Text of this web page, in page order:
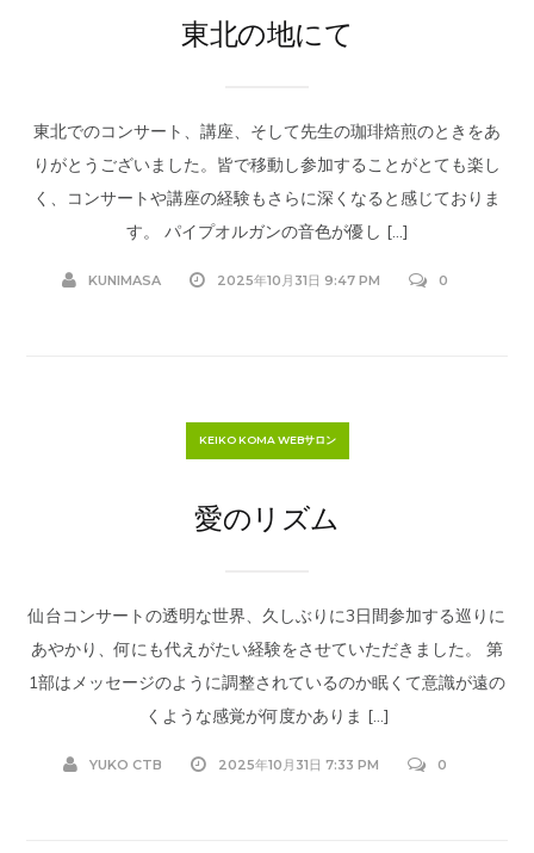
東北の地にて
東北でのコンサート、講座、そして先生の珈琲焙煎のときをあ
りがとうございました。皆で移動し参加することがとても楽し
く、コンサートや講座の経験もさらに深くなると感じておりま
す。 パイプオルガンの音色が優し […]
KUNIMASA 2025年10月31日 9:47 PM 0
KEIKO KOMA WEBサロン
愛のリズム
仙台コンサートの透明な世界、久しぶりに3日間参加する巡りに
あやかり、何にも代えがたい経験をさせていただきました。 第
1部はメッセージのように調整されているのか眠くて意識が遠の
くような感覚が何度かありま […]
YUKO CTB 2025年10月31日 7:33 PM 0